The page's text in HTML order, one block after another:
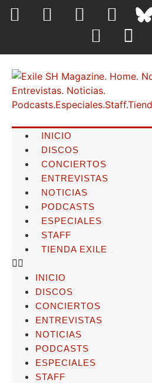
INICIO
DISCOS
CONCIERTOS
ENTREVISTAS
NOTICIAS
PODCASTS
ESPECIALES
STAFF
TIENDA EXILE
INICIO
DISCOS
CONCIERTOS
ENTREVISTAS
NOTICIAS
PODCASTS
ESPECIALES
STAFF